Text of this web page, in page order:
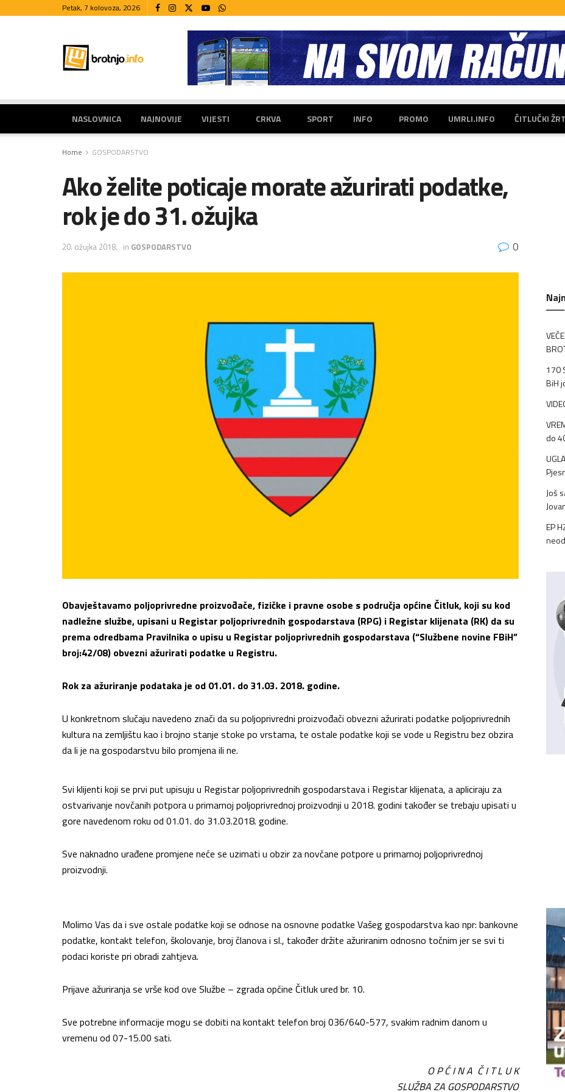
Petak, 7 kolovoza, 2026
NASLOVNICA NAJNOVIJE VIJESTI CRKVA SPORT INFO PROMO UMRLI.INFO ČITLUČKI
Home GOSPODARSTVO
Ako želite poticaje morate ažurirati podatke,
rok je do 31. ožujka
20. ožujka 2018. in GOSPODARSTVO 0
Obavještavamo poljoprivredne proizvođače, fizičke i pravne osobe s područja općine Čitluk, koji su kod
nadležne službe, upisani u Registar poljoprivrednih gospodarstava (RPG) i Registar klijenata (RK) da su
prema odredbama Pravilnika o upisu u Registar poljoprivrednih gospodarstava (“Službene novine FBiH”
broj:42/08) obvezni ažurirati podatke u Registru.
Rok za ažuriranje podataka je od 01.01. do 31.03. 2018. godine.
U konkretnom slučaju navedeno znači da su poljoprivredni proizvođači obvezni ažurirati podatke poljoprivrednih
kultura na zemljištu kao i brojno stanje stoke po vrstama, te ostale podatke koji se vode u Registru bez obzira
da li je na gospodarstvu bilo promjena ili ne.
Svi klijenti koji se prvi put upisuju u Registar poljoprivrednih gospodarstava i Registar klijenata, a apliciraju za
ostvarivanje novčanih potpora u primarnoj poljoprivrednoj proizvodnji u 2018. godini također se trebaju upisati u
gore navedenom roku od 01.01. do 31.03.2018. godine.
Sve naknadno urađene promjene neće se uzimati u obzir za novčane potpore u primarnoj poljoprivrednoj
proizvodnji.
Molimo Vas da i sve ostale podatke koji se odnose na osnovne podatke Vašeg gospodarstva kao npr: bankovne
podatke, kontakt telefon, školovanje, broj članova i sl., također držite ažuriranim odnosno točnim jer se svi ti
podaci koriste pri obradi zahtjeva.
Prijave ažuriranja se vrše kod ove Službe – zgrada općine Čitluk ured br. 10.
Sve potrebne informacije mogu se dobiti na kontakt telefon broj 036/640-577, svakim radnim danom u
vremenu od 07-15.00 sati.
O P Ć I N A Č I T L U K
SLUŽBA ZA GOSPODARSTVO
170
BiH
do
Još
EP